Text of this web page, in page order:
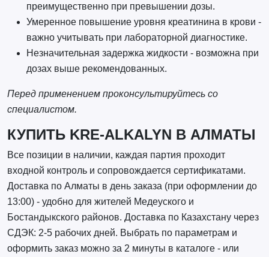
преимущественно при превышении дозы.
Умеренное повышение уровня креатинина в крови -
важно учитывать при лабораторной диагностике.
Незначительная задержка жидкости - возможна при
дозах выше рекомендованных.
Перед применением проконсультируйтесь со
специалистом.
КУПИТЬ KRE-ALKALYN В АЛМАТЫ
Все позиции в наличии, каждая партия проходит
входной контроль и сопровождается сертификатами.
Доставка по Алматы в день заказа (при оформлении до
13:00) - удобно для жителей Медеуского и
Бостандыкского районов. Доставка по Казахстану через
СДЭК: 2-5 рабочих дней. Выбрать по параметрам и
оформить заказ можно за 2 минуты в каталоге - или